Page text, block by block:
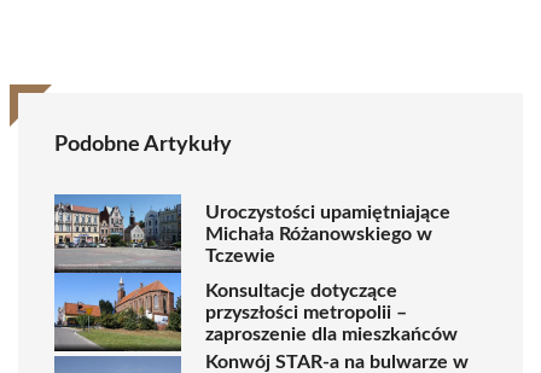
Podobne Artykuły
Uroczystości upamiętniające
Michała Różanowskiego w
Tczewie
Konsultacje dotyczące
przyszłości metropolii –
zaproszenie dla mieszkańców
Konwój STAR-a na bulwarze w